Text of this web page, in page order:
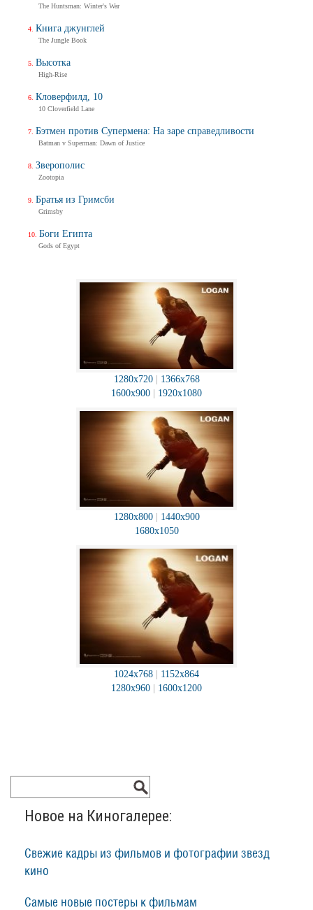
1280x720| 1366x768
1600x900 | 1920x1080
1280x800| 1440x900
1680x1050
1024x768
1152x864
1280x960
1600x1200
Новое на Киногалерее:
Свежие кадры из фильмов и фотографии звезд
кино
Самые новые постеры к фильмам
The Huntsman: Winter's War
Книга джунглей
The Jungle Book
Высотка
High-Rise
Кловерфилд, 10
10 Cloverfield Lane
Бэтмен против Супермена: На заре справедливости
Batman v Superman: Dawn of Justice
Зверополис
Zootopia
Братья из Гримсби
Grimsby
Боги Египта
Gods of Egypt